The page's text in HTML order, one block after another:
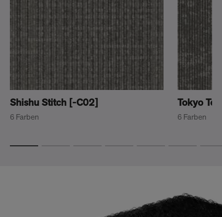
Shishu Stitch [-C02]
6 Farben
Tokyo
6 Farben